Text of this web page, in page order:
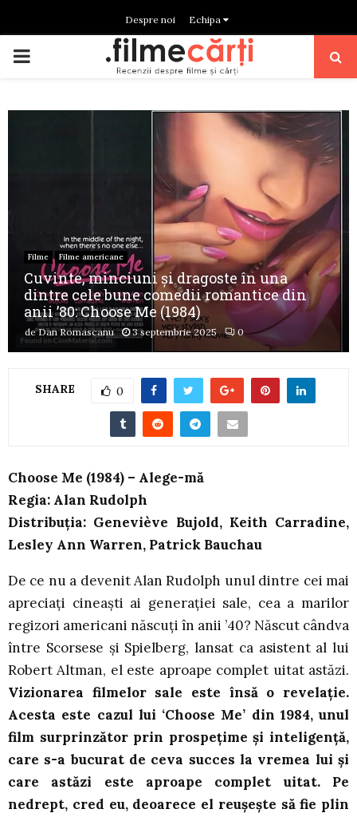
Despre noi Echipa
PRIMARY
Filme Filme americane
Cuvinte, minciuni și dragoste în una
dintre cele bune comedii romantice din
anii ’80: Choose Me (1984)
deDan Romascanu 3 septembrie 2025 0
SHARE 0
Choose Me (1984) – Alege-mă
Regia: Alan Rudolph
Distribuția: Geneviève Bujold, Keith Carradine,
Lesley Ann Warren, Patrick Bauchau
De ce nu a devenit Alan Rudolph unul dintre cei mai
apreciați cineaști ai generației sale, cea a marilor
regizori americani născuți în anii ’40? Născut cândva
între Scorsese și Spielberg, lansat ca asistent al lui
Robert Altman, el este aproape complet uitat astăzi.
Vizionarea filmelor sale este însă o revelație.
Acesta este cazul lui ‘Choose Me’ din 1984, unul
film surprinzător prin prospețime și inteligență,
care s-a bucurat de ceva succes la vremea lui și
care astăzi este aproape complet uitat. Pe
nedrept, cred eu, deoarece el reușește să fie plin